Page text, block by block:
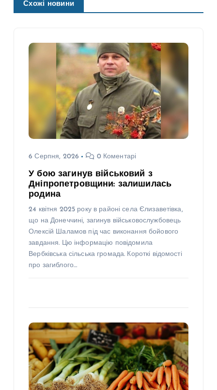
Схожі новини
6 Серпня, 2026 0 Коментарі
У бою загинув військовий з
Дніпропетровщини: залишилась
родина
24 квітня 2025 року в районі села Єлизаветівка,
що на Донеччині, загинув військовослужбовець
Олексій Шаламов під час виконання бойового
завдання. Цю інформацію повідомила
Вербківська сільська громада. Короткі відомості
про загиблого…